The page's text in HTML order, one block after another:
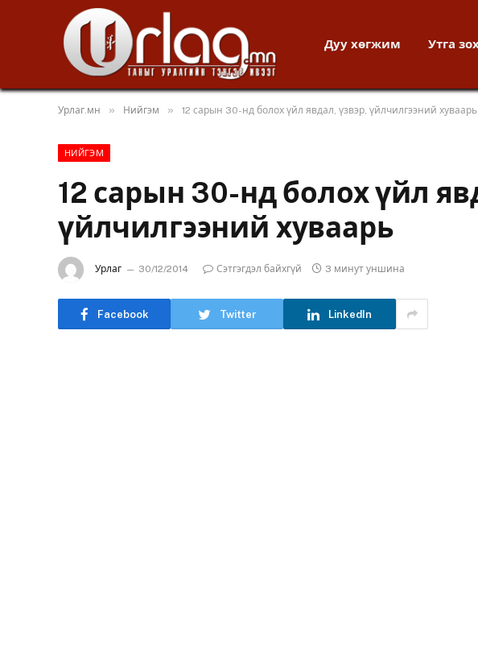
Дуу хөгжим Утга
Урлаг.мн » Нийгэм » 12 сарын 30-нд болох үйл явдал, үзвэр, үйлчилгээний хуваарь
НИЙГЭМ
12 сарын 30-нд болох үйл
үйлчилгээний хуваарь
Урлаг 30/12/2014 Сэтгэгдэл байхгүй 3 минут уншина
Facebook Twitter LinkedIn